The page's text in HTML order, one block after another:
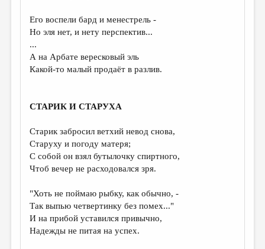
Его воспели бард и менестрель -
Но эля нет, и нету перспектив...
...
А на Арбате вересковый эль
Какой-то малый продаёт в разлив.
СТАРИК И СТАРУХА
Старик забросил ветхий невод снова,
Старуху и погоду матеря;
С собой он взял бутылочку спиртного,
Чтоб вечер не расходовался зря.
"Хоть не поймаю рыбку, как обычно, -
Так выпью четвертинку без помех..."
И на прибой уставился привычно,
Надежды не питая на успех.